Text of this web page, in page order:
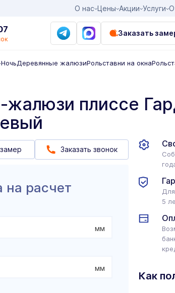
О нас Цены Акции Услуги
Заказать
Деревянные жалюзиРольставни на окна
плиссе
Заказать звонок
на расчет
мм
мм
5
Как